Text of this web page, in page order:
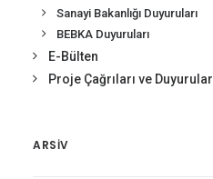
Sanayi Bakanlığı Duyuruları
BEBKA Duyuruları
E-Bülten
Proje Çağrıları ve Duyurular
ARSIV